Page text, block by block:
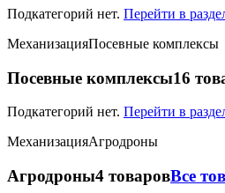
Подкатегорий нет. Перейти в
МеханизацияПосевные комплексы
Посевные комплексы16
Подкатегорий нет. Перейти в
МеханизацияАгродроны
Агродроны4 товаровВсе